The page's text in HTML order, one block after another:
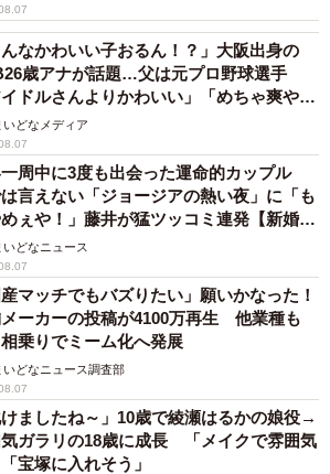
んなかわいい子おるん！？」大阪出身の
歳アナが話題…父は元プロ野球選手
イドルさんよりかわいい」「めちゃ爽や
いどなメディア
周中に3度も出会った運命的カップル
言えない「ジョージアの熱い夜」に「も
ぇや！」藤井が猛ツッコミ連発【新婚さ
いどなニュース
産マッチでもバズりたい」願いかなった！
ーカーの投稿が4100万再生 他業種も
乗りでミーム化へ発展
いどなニュース調査部
けましたね～」10歳で綾瀬はるかの娘役→
ガラリの18歳に成長 「メイクで雰囲気
宝塚に入れそう」